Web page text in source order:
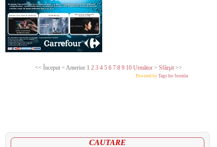
<< Început< Anterior 1 2 3 4 5 6 7 8 9 10 Următor> Sfârşit>>
Powered by Tags for Joomla
CAUTARE